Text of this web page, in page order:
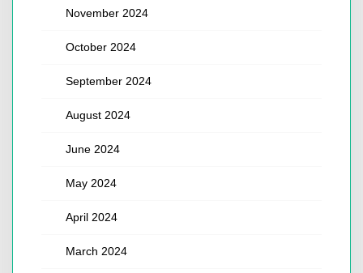
November 2024
October 2024
September 2024
August 2024
June 2024
May 2024
April 2024
March 2024